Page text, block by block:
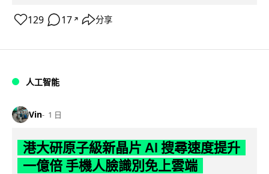
129 17 ↗ 分享
人工智能
Vin 1 日
港大研原子級新晶片 AI 搜尋速度提升
一億倍 手機人臉識別免上雲端